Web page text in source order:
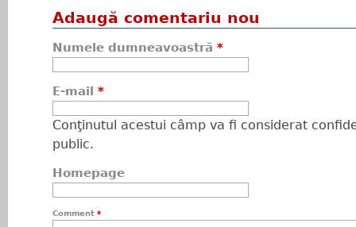
Adaugă comentariu nou
Numele dumneavoastră *
E-mail *
Conţinutul acestui câmp va fi considerat
public.
Homepage
Comment *